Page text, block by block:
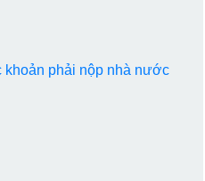
khoản phải nộp nhà nước